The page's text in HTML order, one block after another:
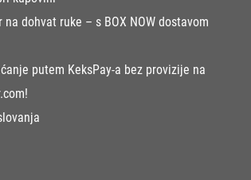
na dohvat ruke – s BOX NOW dostavom
putem KeksPay-a bez provizije na